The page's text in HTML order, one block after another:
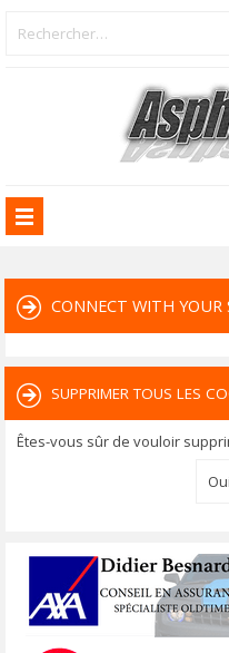
CONNECT WITH YOUR
SUPPRIMER TOUS LES
Êtes-vous sûr de vouloir